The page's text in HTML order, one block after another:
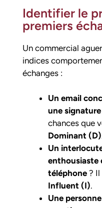
Identifier le
premiers
Un commercial
indices
échanges :
Un email
une
chances que
Dominant (D)
Un
enthousiaste
téléphone? Il
Influent (I).
Une